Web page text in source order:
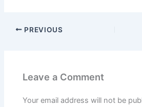
PREVIOUS
Leave a Comment
Your email address will not be